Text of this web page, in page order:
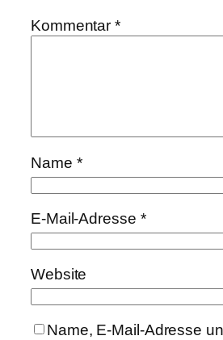
Kommentar*
Name *
E-Mail-Adresse *
Website
Name, E-Mail-Adresse